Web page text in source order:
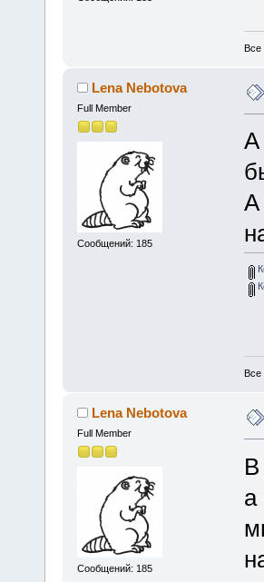
Все
Lena Nebotova
Full Member
Сообщений: 185
А
А
Все
Lena Nebotova
Full Member
Сообщений: 185
В
а